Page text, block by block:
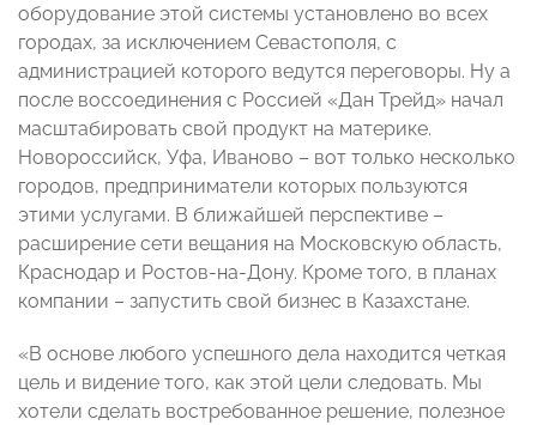
оборудование этой системы установлено во всех
городах, за исключением Севастополя, с
администрацией которого ведутся переговоры. Ну а
после воссоединения с Россией «Дан Трейд» начал
масштабировать свой продукт на материке.
Новороссийск, Уфа, Иваново – вот только несколько
городов, предприниматели которых пользуются
этими услугами. В ближайшей перспективе –
расширение сети вещания на Московскую область,
Краснодар и Ростов-на-Дону. Кроме того, в планах
компании – запустить свой бизнес в Казахстане.
«В основе любого успешного дела находится четкая
цель и видение того, как этой цели следовать. Мы
хотели сделать востребованное решение, полезное